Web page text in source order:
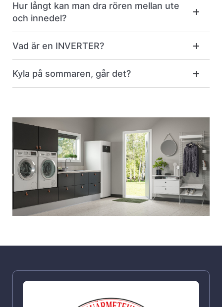
Hur långt kan man dra rören mellan ute
och innedel?
Vad är en INVERTER?
Kyla på sommaren, går det?